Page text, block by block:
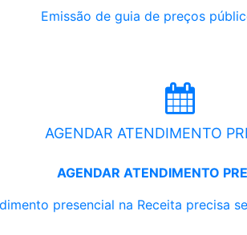
Emissão de guia de preços
AGENDAR ATENDIMENTO
AGENDAR ATENDIMENTO
presencial na Receita precisa